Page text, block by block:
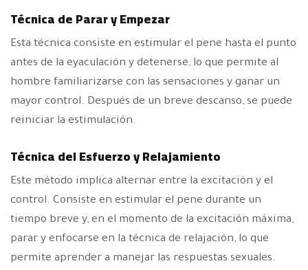
Técnica de Parar y Empezar
Esta técnica consiste en estimular el pene hasta el punto
antes de la eyaculación y detenerse, lo que permite al
hombre familiarizarse con las sensaciones y ganar un
mayor control. Después de un breve descanso, se puede
reiniciar la estimulación.
Técnica del Esfuerzo y Relajamiento
Este método implica alternar entre la excitación y el
control. Consiste en estimular el pene durante un
tiempo breve y, en el momento de la excitación máxima,
parar y enfocarse en la técnica de relajación, lo que
permite aprender a manejar las respuestas sexuales.